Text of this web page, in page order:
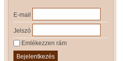
E-mail
Jelszó
Emlékezzen rám
Bejelentkezés